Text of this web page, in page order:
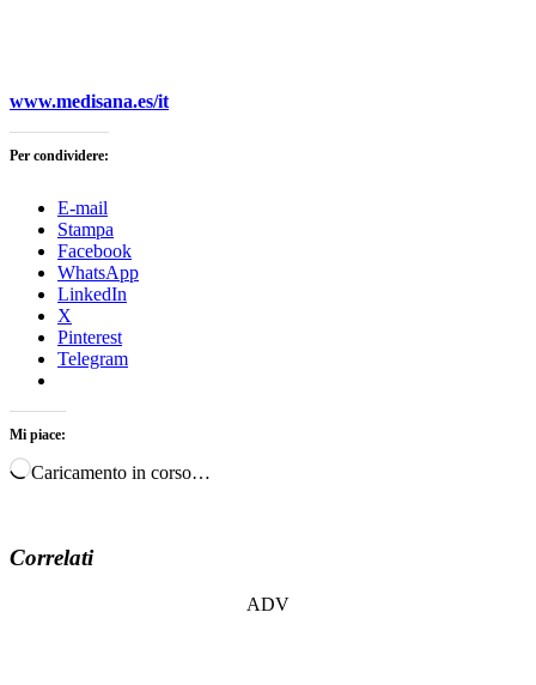
www.medisana.es/it
Per condividere:
E-mail
Stampa
Facebook
WhatsApp
LinkedIn
X
Pinterest
Telegram
Mi piace:
Caricamento in corso…
Correlati
ADV